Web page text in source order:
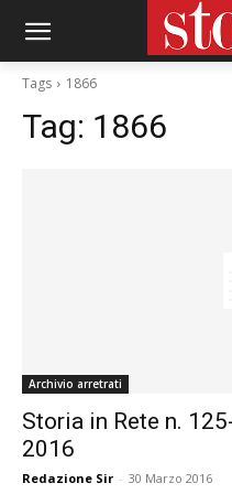
Tags 1866
Tag: 1866
Archivio arretrati
Storia in Rete n.
2016
Redazione Sir - 30 Marzo 2016